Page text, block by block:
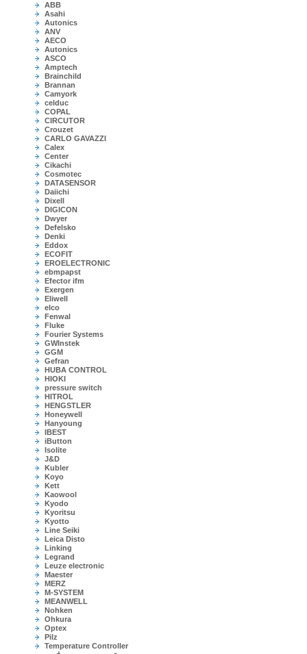
ABB
Asahi
Autonics
ANV
AECO
Autonics
ASCO
Amptech
Brainchild
Brannan
Camyork
celduc
COPAL
CIRCUTOR
Crouzet
CARLO GAVAZZI
Calex
Center
Cikachi
Cosmotec
DATASENSOR
Daiichi
Dixell
DIGICON
Dwyer
Defelsko
Denki
Eddox
ECOFIT
EROELECTRONIC
ebmpapst
Efector ifm
Exergen
Eliwell
elco
Fenwal
Fluke
Fourier Systems
GWInstek
GGM
Gefran
HUBA CONTROL
HIOKI
pressure switch
HITROL
HENGSTLER
Honeywell
Hanyoung
IBEST
iButton
Isolite
J&D
Kubler
Koyo
Kett
Kaowool
Kyodo
Kyoritsu
Kyotto
Line Seiki
Leica Disto
Linking
Legrand
Leuze electronic
Maester
MERZ
M-SYSTEM
MEANWELL
Nohken
Ohkura
Optex
Pilz
Temperature Controller